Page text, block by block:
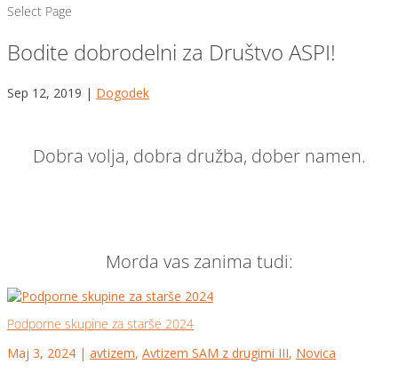
Select Page
Bodite dobrodelni za Društvo ASPI!
Sep 12, 2019 | Dogodek
Dobra volja, dobra družba, dober namen.
Morda vas zanima tudi:
Podporne skupine za starše 2024
Maj 3, 2024 | avtizem, Avtizem SAM z drugimi III, Novica